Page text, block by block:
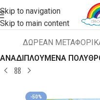
Skip to navigation
Skip to main content
ΔΩΡΕΑΝ
Αρχική σελίδα ΠΑΙΔΙΚΑ
ΑΝΑΔΙΠΛΟΥΜΕΝΑ
-50%